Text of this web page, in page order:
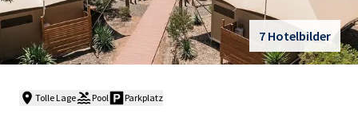
7 Hotelbilder
Tolle Lage Pool Parkplatz